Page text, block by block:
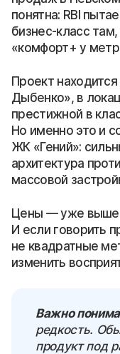
понятна: RBI
бизнес-класс
«комфорт+ у
Проект
Дыбенко», в
престижной в
Но именно это и
ЖК «Гений»:
архитектура
массовой
Цены — уже выше
И если говорить
не квадратные
изменить
Важно
редкость.
продукт под